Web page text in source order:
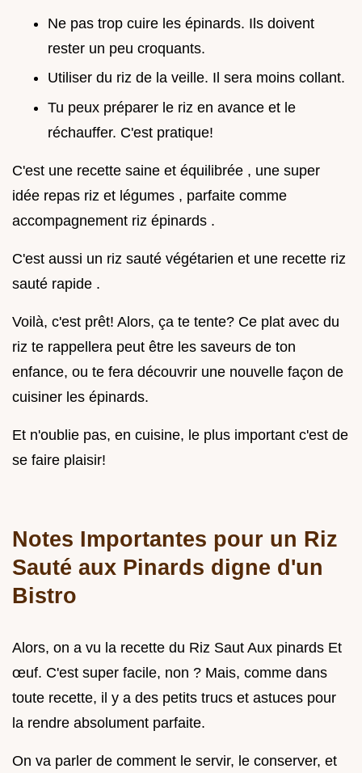
Ne pas trop cuire les épinards. Ils doivent
rester un peu croquants.
Utiliser du riz de la veille. Il sera moins collant.
Tu peux préparer le riz en avance et le
réchauffer. C'est pratique!
C'est une recette saine et équilibrée , une super
idée repas riz et légumes , parfaite comme
accompagnement riz épinards .
C'est aussi un riz sauté végétarien et une recette riz
sauté rapide .
Voilà, c'est prêt! Alors, ça te tente? Ce plat avec du
riz te rappellera peut être les saveurs de ton
enfance, ou te fera découvrir une nouvelle façon de
cuisiner les épinards.
Et n'oublie pas, en cuisine, le plus important c'est de
se faire plaisir!
Notes Importantes pour un Riz
Sauté aux Pinards digne d'un
Bistro
Alors, on a vu la recette du Riz Saut Aux pinards Et
œuf. C'est super facile, non ? Mais, comme dans
toute recette, il y a des petits trucs et astuces pour
la rendre absolument parfaite.
On va parler de comment le servir, le conserver, et